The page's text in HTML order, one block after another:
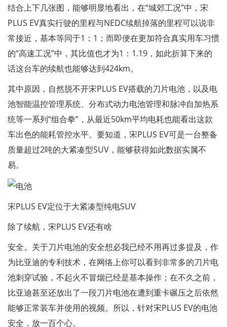
结合上下几张图，能够明显地看出，在“城郊工况”中，宋
PLUS EV真实行驶的里程与NEDC续航掉落的里程可以说非
常接近，基本等同于1：1；而即便在更加符合真实用车习惯
的“高速工况”中，其比值也才为1：1.19，如此折算下来的
话这台车的续航也能够达到424km。
其中原因，自然脱不开宋PLUS EV搭载的刀片电池，以及电
池智能温控管理系统、分布式动力电池管理和脉冲自加热系
统等一系列“组合拳”，从最近50km平均电耗也能看出这款
车出色的能耗管控水平。要知道，宋PLUS EV可是一台整备
质量超过2吨的大紧凑型SUV，能够获得如此数据实属不
易。
宋PLUS EV定位于大紧凑型纯电SUV
除了续航，宋PLUS EV还有啥
安全。关于刀片电池的安全想必我已经不用再过多提及，作
为比亚迪的专利技术，在网络上你可以看到非常多的刀片电
池刺穿试验，不起火不冒烟已经是基本操作；在不久之前，
比亚迪甚至还放出了一段刀片电池在遭到重卡碾压之后依然
能够正常装车并使用的视频。所以，针对宋PLUS EV的电池
安全，放一百个心。